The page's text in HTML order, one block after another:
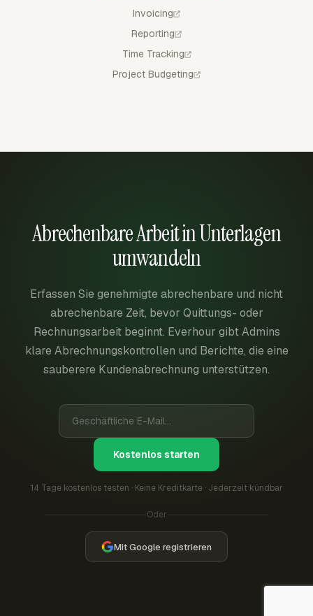
Invoicing
Reporting
Time Tracking
Project Budgeting
Abrechenbare Arbeit in Unterlagen
umwandeln
Erfassen Sie genehmigte abrechenbare und nicht
abrechenbare Zeit, bevor Quittungs- oder
Rechnungsarbeit beginnt. Everhour gibt Admins
klare Abrechnungskontrollen und Berichte, die eine
sauberere Kundenabrechnung unterstützen.
Kostenlos starten
14 Tage kostenlos testen · Keine Kreditkarte · Jederzeit kündbar
Oder
Mit Google registrieren